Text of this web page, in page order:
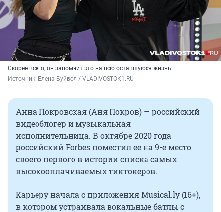
Скорее всего, он запомнит это на всю оставшуюся жизнь
Источник: Елена Буйвол / VLADIVOSTOK1.RU
Анна Покровская (Аня Покров) — российский
видеоблогер и музыкальная
исполнительница. В октябре 2020 года
российский Forbes поместил ее на 9-е место
своего первого в истории списка самых
высокооплачиваемых тиктокеров.
Карьеру начала с приложения Musical.ly (16+),
в котором устраивала вокальные батлы с